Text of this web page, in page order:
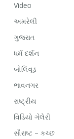
Video
અમરેલી
ગુજરાત
ધર્મ દર્શન
બોલિવૂડ
ભાવનગર
રાષ્ટ્રીય
વિડિયો ગેલેરી
સૌરાષ્ટ – કચ્છ